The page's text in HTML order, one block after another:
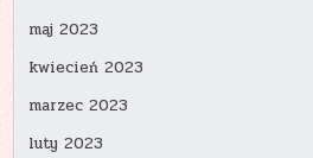
maj 2023
kwiecień 2023
marzec 2023
luty 2023